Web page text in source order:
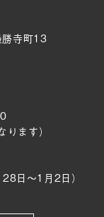
寺町13
ります）
日〜1月2日）